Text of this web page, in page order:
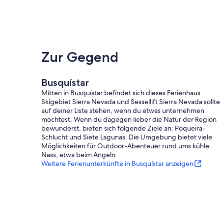
Zur Gegend
Busquístar
Mitten in Busquístar befindet sich dieses Ferienhaus.
Skigebiet Sierra Nevada und Sessellift Sierra Nevada
auf deiner Liste stehen, wenn du etwas unternehmen
möchtest. Wenn du dagegen lieber die Natur der Region
bewunderst, bieten sich folgende Ziele an: Poqueira-
Schlucht und Siete Lagunas. Die Umgebung bietet viele
Möglichkeiten für Outdoor-Abenteuer rund ums kühle
Nass, etwa beim Angeln.
Weitere Ferienunterkünfte in Busquístar anzeigen